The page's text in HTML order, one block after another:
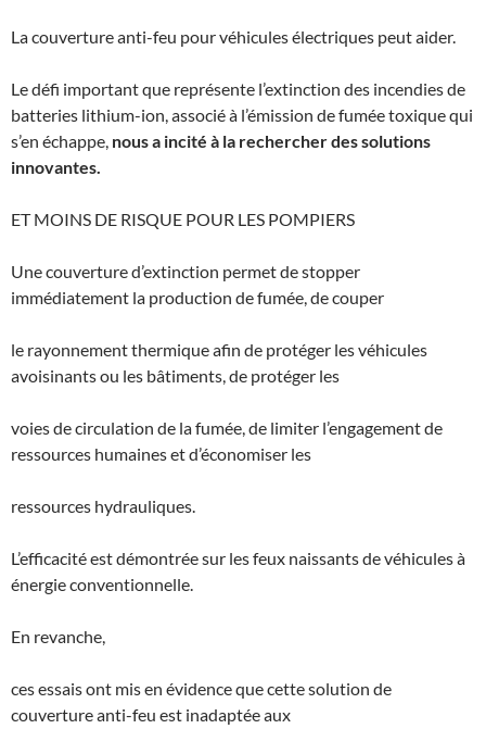
La couverture anti-feu pour véhicules électriques peut aider.
Le défi important que représente l’extinction des incendies de
batteries lithium-ion, associé à l’émission de fumée toxique qui
s’en échappe, nous a incité à la rechercher des solutions
innovantes.
ET MOINS DE RISQUE POUR LES POMPIERS
Une couverture d’extinction permet de stopper
immédiatement la production de fumée, de couper
le rayonnement thermique afin de protéger les véhicules
avoisinants ou les bâtiments, de protéger les
voies de circulation de la fumée, de limiter l’engagement de
ressources humaines et d’économiser les
ressources hydrauliques.
L’efficacité est démontrée sur les feux naissants de véhicules à
énergie conventionnelle.
En revanche,
ces essais ont mis en évidence que cette solution de
couverture anti-feu est inadaptée aux